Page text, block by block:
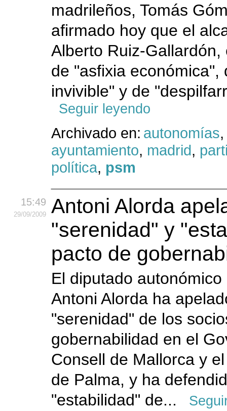
madrileños, Tomás
afirmado hoy que el
Alberto Ruiz-Gallardón,
de "asfixia económica",
invivible" y de
Seguir leyendo
Archivado en: autonomías,
ayuntamiento, madrid,
política, psm
15:49
29/09/2009
Antoni Alorda
"serenidad" y
pacto de
El diputado autonómico
Antoni Alorda ha
"serenidad" de los
gobernabilidad en el
Consell de Mallorca y
de Palma, y ha
"estabilidad" de...